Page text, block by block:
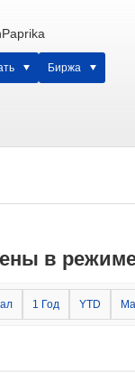
Биржа
в
1 Год YTD